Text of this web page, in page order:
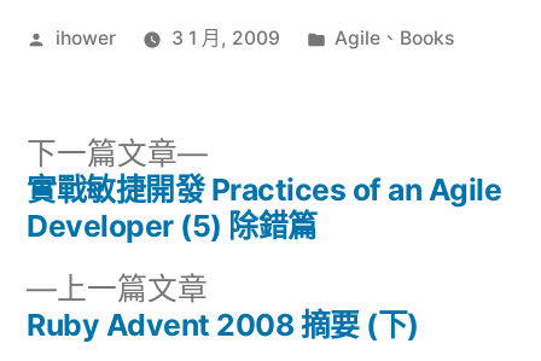
作
ihower 3 1 月, 2009
分
Agile 、 Books
文
導
上一篇文章
一
Ruby Advent 2008 摘要 (下)
下一篇文章
下
一
篇
實戰敏捷開發 Practices of an Agile
Developer (5) 除錯篇